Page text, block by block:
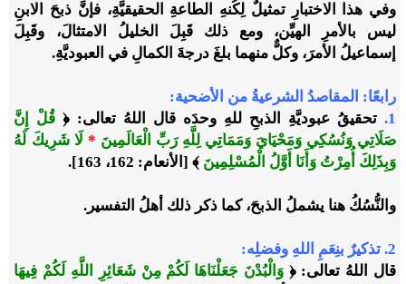
وفي هذا الاختبارِ تمثيلٌ لِكُنهِ الطاعةِ الحقيقيَّةِ، فإنَّ ذبحَ الابنِ
ليس بالأمرِ الهيِّن، ومع ذلك قَبِلَ الخليلُ الامتثالَ، وقَبِلَ
إسماعيلُ الأمرَ، وكلٌّ منهما بلغَ درجةَ الكمالِ في العبوديَّةِ.
رابعًا: المقاصدُ الشرعيةُ من الأضحية:
1. تحقيقُ عبوديَّةِ الذبحِ للهِ وحدَه قال اللهُ تعالى: ﴿ قُلْ إِنَّ
صَلَاتِي وَنُسُكِي وَمَحْيَايَ وَمَمَاتِي لِلَّهِ رَبِّ الْعَالَمِينَ * لَا شَرِيكَ لَهُ
وَبِذَلِكَ أُمِرْتُ وَأَنَا أَوَّلُ الْمُسْلِمِينَ ﴾ [الأنعام: 162، 163].
والنُّسُكُ هنا يشملُ الذبحَ، كما ذكر ذلك أهلُ التفسير.
2. تذكيرٌ بنِعَمِ اللهِ وفضلِه:
قال اللهُ تعالى:﴿وَالْبُدْنَ جَعَلْنَاهَا لَكُمْ مِنْ شَعَائِرِ اللَّهِ لَكُمْ فِيهَا